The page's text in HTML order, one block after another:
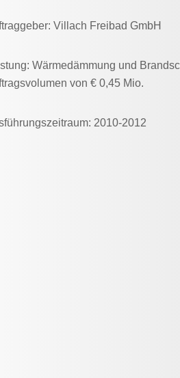
Villach Freibad GmbH
Wärmedämmung und
von € 0,45 Mio.
2010-2012